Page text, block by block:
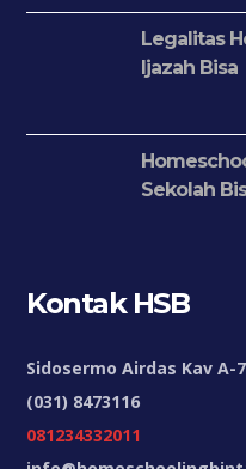
Legalitas
Ijazah Bisa
Sekolah
Kontak HSB
Sidosermo Airdas Kav A-
(031) 8473116
081234332011